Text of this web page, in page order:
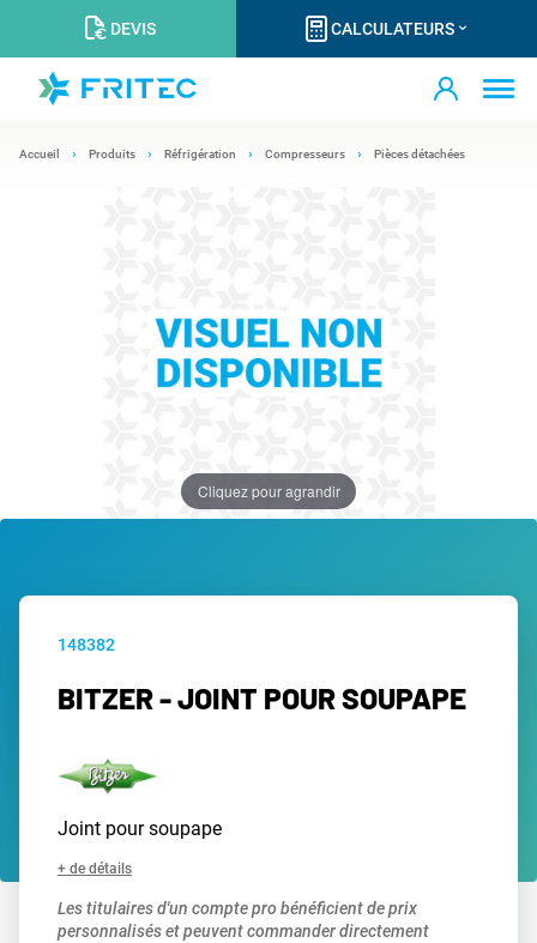
DEVIS CALCULATEURS
Accueil Produits Réfrigération Compresseurs Pièces détachées
Cliquez pour agrandir
148382
BITZER - JOINT POUR SOUPAPE
Joint pour soupape
+ de détails
Les titulaires d'un compte pro bénéficient de prix
personnalisés et peuvent commander directement